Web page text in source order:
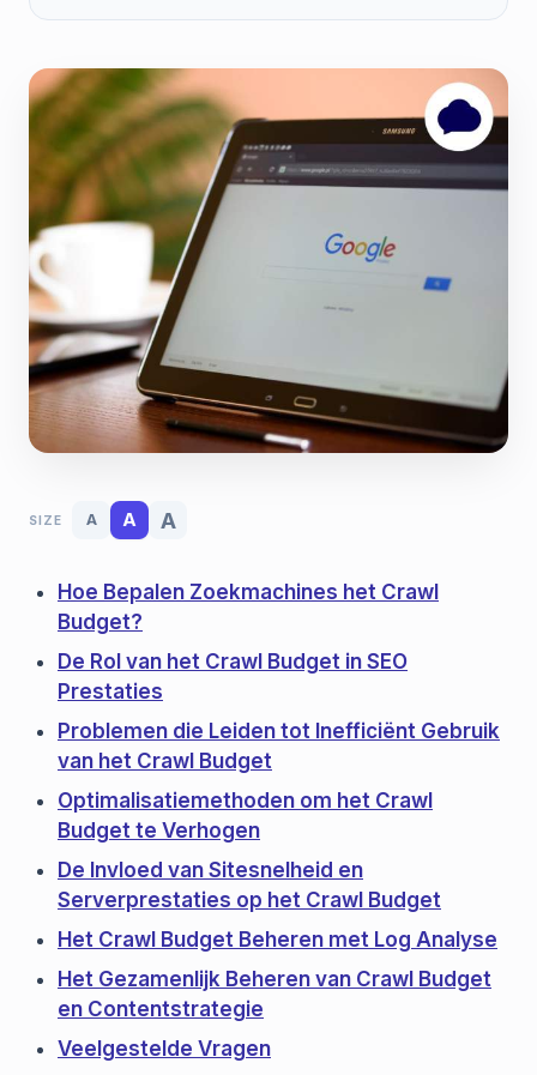
SIZE A A A
Hoe Bepalen Zoekmachines het Crawl
Budget?
De Rol van het Crawl Budget in SEO
Prestaties
Problemen die Leiden tot Inefficiënt Gebruik
van het Crawl Budget
Optimalisatiemethoden om het Crawl
Budget te Verhogen
De Invloed van Sitesnelheid en
Serverprestaties op het Crawl Budget
Het Crawl Budget Beheren met Log Analyse
Het Gezamenlijk Beheren van Crawl Budget
en Contentstrategie
Veelgestelde Vragen